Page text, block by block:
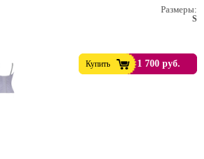
Размеры:
S
Купить 1 700 руб.